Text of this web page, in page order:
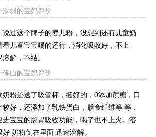
深圳的宝妈评价
说过这个牌子的婴儿粉，没想到还有儿童奶
看儿童宝宝喝的还行，消化吸收好，不上
解，不结。
佛山的宝妈评价
奶粉还送了吸管杯，挺好的，0添加蔗糖，口
较好，还添加了乳铁蛋白，膳食纤维等 等，
进宝宝的肠胃吸收功能，喝了也不上火。溶
好 奶粉倒在里面 迅速溶解。